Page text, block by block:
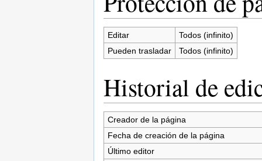
Editar
Todos (infinito)
Pueden trasladar
Todos (infinito)
Historial de
Creador de la página
Fecha de creación de la página
Último editor